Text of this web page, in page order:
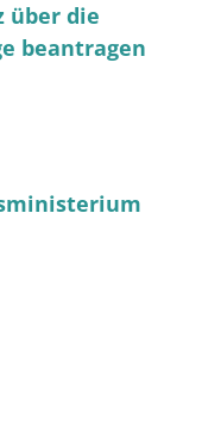
über die
beantragen